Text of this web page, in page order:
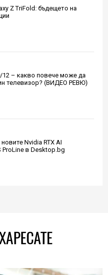
Z TriFold: бъдещето на
12 – какво повече може да
телевизор? (ВИДЕО РЕВЮ)
Nvidia RTX AI
ProLine в Desktop.bg